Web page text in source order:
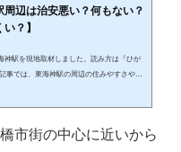
周辺は治安悪い？何もない？
？】
神駅を現地取材しました。読み方は『ひが
事では、東海神駅の周辺の住みやすさやオ
生の雰囲気をお伝えします。 このページを
市街の中心に近いから